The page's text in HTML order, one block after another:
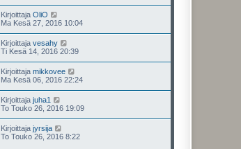
Kirjoittaja OliO
Ma Kesä 27, 2016 10:04
Kirjoittaja vesahy
Ti Kesä 14, 2016 20:39
Kirjoittaja mikkovee
Ma Kesä 06, 2016 22:24
Kirjoittaja juha1
To Touko 26, 2016 19:09
Kirjoittaja jyrsija
To Touko 26, 2016 8:22